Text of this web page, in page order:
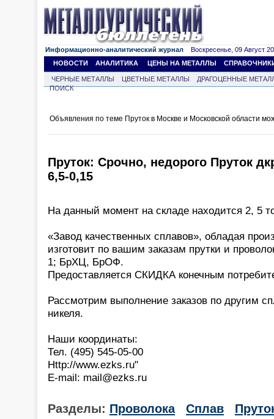
Информационно-аналитический журнал Воскресенье, 09 Август
НОВОСТИ
АНАЛИТИКА ЦЕНЫ НА МЕТАЛЛЫ
ЧЕРНЫЕ МЕТАЛЛЫ ЦВЕТНЫЕ МЕТАЛЛЫ
ДРАГОЦЕННЫЕ
ПОИСК
Объявления по теме Пруток в Москве и Московской области
Пруток: Срочно, недорого Пруток
6,5-0,15
На данный момент на складе находится 2, 5
«Завод качественных сплавов», обладая
изготовит по вашим заказам прутки и
1; БрХЦ, БрОФ.
Предоставляется СКИДКА конечным
Рассмотрим выполнение заказов по другим
никеля.
Наши координаты:
Тел. (495) 545-05-00
Http://www.ezks.ru"
E-mail: mail@ezks.ru
Разделы: Проволока Сплав